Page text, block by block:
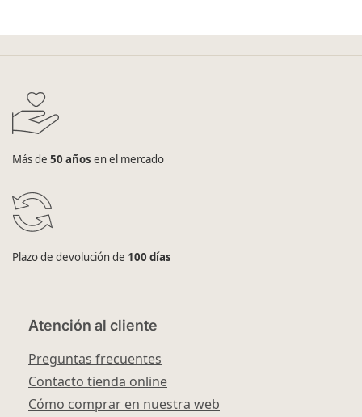
Más de 50 años en el mercado
Plazo de devolución de 100 días
Atención al cliente
Preguntas frecuentes
Contacto tienda online
Cómo comprar en nuestra web